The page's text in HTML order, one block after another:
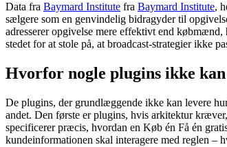
Data fra Baymard Institute fra Baymard Institute,
sælgere som en genvindelig bidragyder til
adresserer opgivelse mere effektivt end
stedet for at stole på, at broadcast-strategier ikke
Hvorfor nogle plugins ikke
De plugins, der grundlæggende ikke kan levere
andet. Den første er plugins, hvis arkitektur
specificerer præcis, hvordan en Køb én Få én
kundeinformationen skal interagere med reglen –